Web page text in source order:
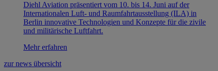
Diehl Aviation präsentiert vom 10. bis 14. Juni auf der
Internationalen Luft- und Raumfahrtausstellung (ILA) in
Berlin innovative Technologien und Konzepte für die zivile
und militärische Luftfahrt.
Mehr erfahren
zur news übersicht